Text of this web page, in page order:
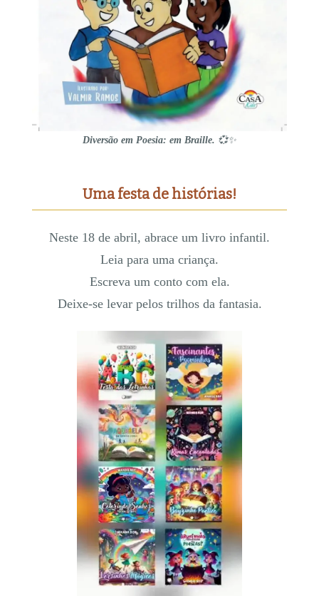
Diversão em Poesia: em Braille. 💞✨
Uma festa de histórias!
Neste 18 de abril, abrace um livro infantil.
Leia para uma criança.
Escreva um conto com ela.
Deixe-se levar pelos trilhos da fantasia.